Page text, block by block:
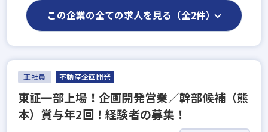
この企業の全ての求人を見る（全2件）
正社員 不動産企画開発
東証一部上場！企画開発営業／幹部候補（熊
本）賞与年2回！経験者の募集！